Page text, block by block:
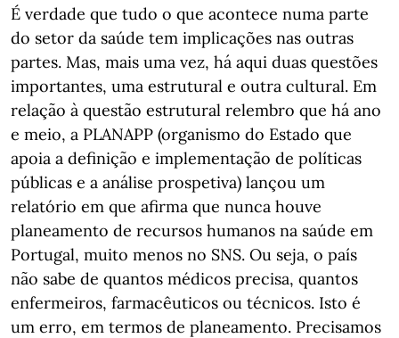
É verdade que tudo o que acontece numa parte
do setor da saúde tem implicações nas outras
partes. Mas, mais uma vez, há aqui duas questões
importantes, uma estrutural e outra cultural. Em
relação à questão estrutural relembro que há ano
e meio, a PLANAPP (organismo do Estado que
apoia a definição e implementação de políticas
públicas e a análise prospetiva) lançou um
relatório em que afirma que nunca houve
planeamento de recursos humanos na saúde em
Portugal, muito menos no SNS. Ou seja, o país
não sabe de quantos médicos precisa, quantos
enfermeiros, farmacêuticos ou técnicos. Isto é
um erro, em termos de planeamento. Precisamos